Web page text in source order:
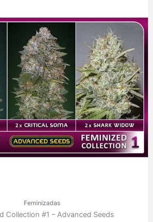
Feminizadas
Collection #1 – Advanced Seeds